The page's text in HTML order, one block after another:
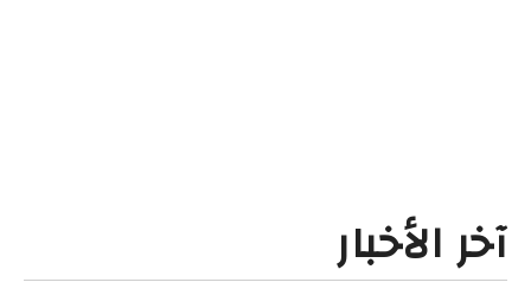
آخر الأخبار